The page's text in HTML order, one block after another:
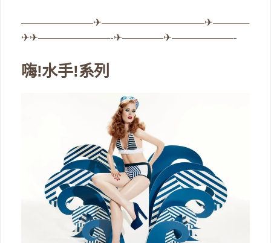
———————✈——————————✈———–
✈✈———————-✈————✈——————-
嗨!水手!系列